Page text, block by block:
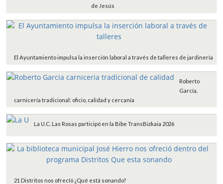
de Jesús
El Ayuntamiento impulsa la inserción laboral a través de talleres de jardinería
Roberto
García,
carnicería tradicional: oficio, calidad y cercanía
La U.C. Las Rosas participó en la Bibe TransBizkaia 2026
21 Distritos nos ofrecIó ¿Qué está sonando?